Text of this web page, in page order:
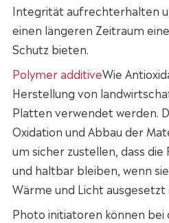
Integrität aufrechterhalten
einen längeren Zeitraum
Schutz bieten.
Polymer additiveWie
Herstellung von
Platten verwendet werden.
Oxidation und Abbau der
um sicher zustellen, dass die
und haltbar bleiben, wenn
Wärme und Licht ausgesetzt
Photo initiatoren können